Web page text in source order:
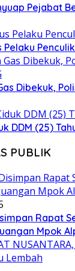
Pejabat
Dibekuk,
DDM (25)
PUBLIK
Rapat
Mpok